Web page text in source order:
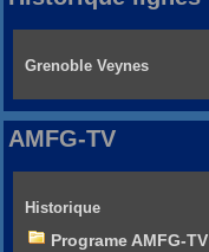
Grenoble Veynes
AMFG-TV
Historique
Programe AMFG-TV